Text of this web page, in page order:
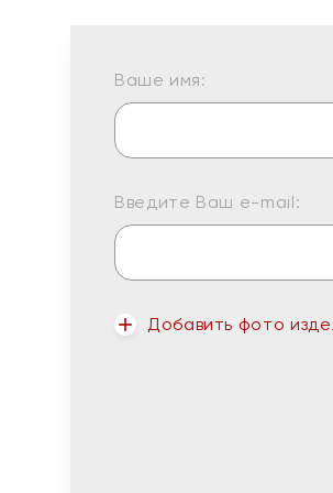
Ваше имя:
Введите Ваш e-mail:
Добавить фото